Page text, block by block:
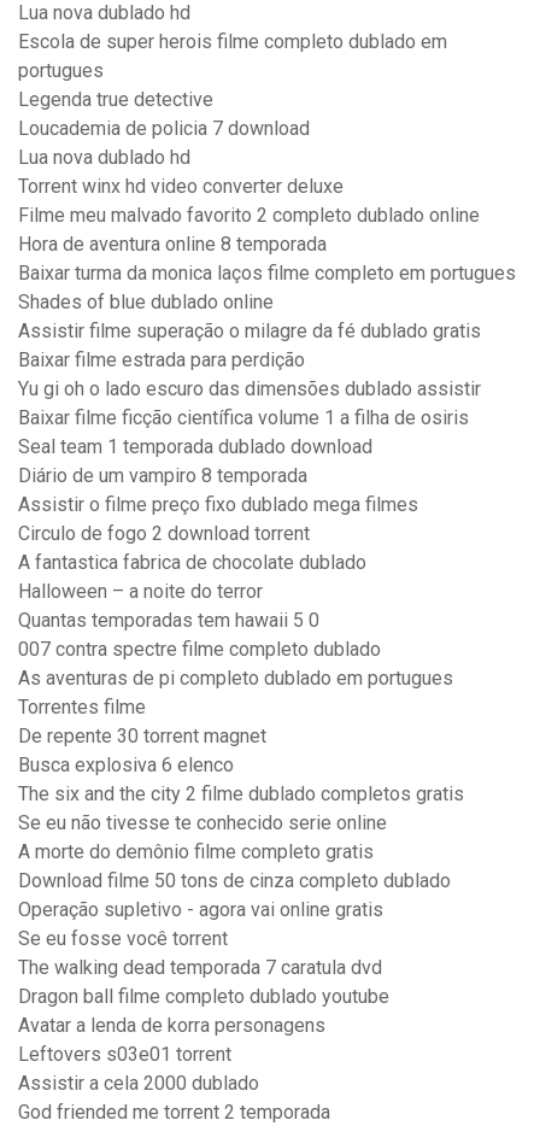
Lua nova dublado hd
Escola de super herois filme completo dublado em
portugues
Legenda true detective
Loucademia de policia 7 download
Lua nova dublado hd
Torrent winx hd video converter deluxe
Filme meu malvado favorito 2 completo dublado online
Hora de aventura online 8 temporada
Baixar turma da monica laços filme completo em portugues
Shades of blue dublado online
Assistir filme superação o milagre da fé dublado gratis
Baixar filme estrada para perdição
Yu gi oh o lado escuro das dimensões dublado assistir
Baixar filme ficção científica volume 1 a filha de osiris
Seal team 1 temporada dublado download
Diário de um vampiro 8 temporada
Assistir o filme preço fixo dublado mega filmes
Circulo de fogo 2 download torrent
A fantastica fabrica de chocolate dublado
Halloween – a noite do terror
Quantas temporadas tem hawaii 5 0
007 contra spectre filme completo dublado
As aventuras de pi completo dublado em portugues
Torrentes filme
De repente 30 torrent magnet
Busca explosiva 6 elenco
The six and the city 2 filme dublado completos gratis
Se eu não tivesse te conhecido serie online
A morte do demônio filme completo gratis
Download filme 50 tons de cinza completo dublado
Operação supletivo - agora vai online gratis
Se eu fosse você torrent
The walking dead temporada 7 caratula dvd
Dragon ball filme completo dublado youtube
Avatar a lenda de korra personagens
Leftovers s03e01 torrent
Assistir a cela 2000 dublado
God friended me torrent 2 temporada